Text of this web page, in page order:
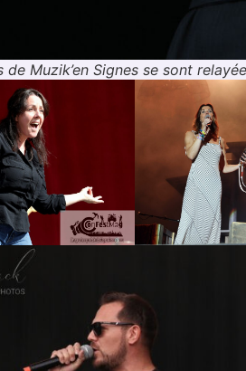
de Muzik’en Signes se sont